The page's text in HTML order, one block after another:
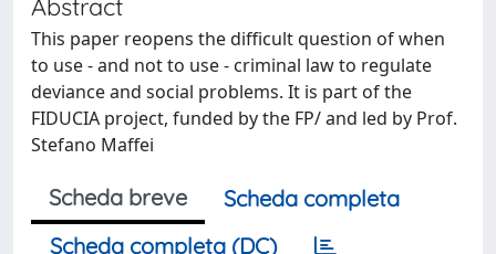
Abstract
This paper reopens the difficult question of when
to use - and not to use - criminal law to regulate
deviance and social problems. It is part of the
FIDUCIA project, funded by the FP/ and led by Prof.
Stefano Maffei
Scheda breve
Scheda completa
Scheda completa (DC)